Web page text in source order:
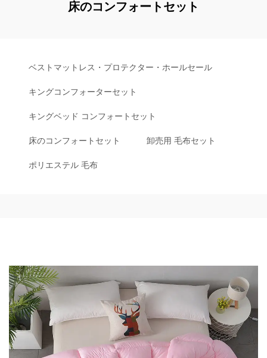
床のコンフォートセット
ベストマットレス・プロテクター・ホールセール
キングコンフォーターセット
キングベッド コンフォートセット
床のコンフォートセット 卸売用 毛布セット
ポリエステル 毛布